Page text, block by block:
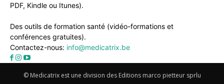
PDF, Kindle ou Itunes).
Des outils de formation santé (vidéo-formations et
conférences gratuites).
Contactez-nous: info@medicatrix.be
© Medicatrix est une division des Editions marco pietteur sprlu